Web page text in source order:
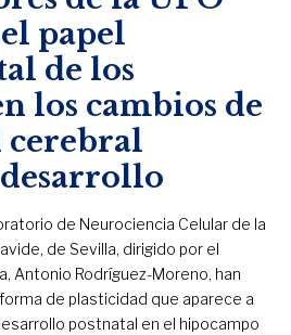
papel
de los
los cambios de
cerebral
de Neurociencia Celular de la
de Sevilla, dirigido por el
Antonio Rodríguez-Moreno, han
de plasticidad que aparece a
postnatal en el hipocampo